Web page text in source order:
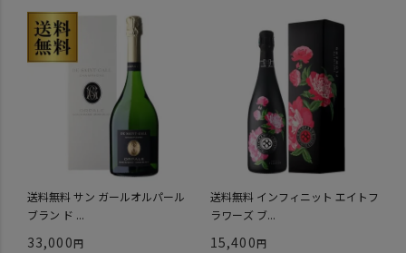
送料無料 サン ガールオルパール
ブラン ド ...
33,000
送料無料 インフィニット エイトフ
ラワーズ ブ...
15,400